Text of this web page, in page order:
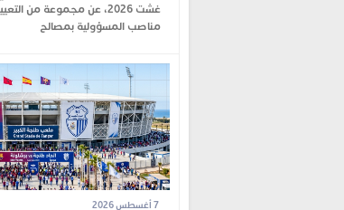
غشت 2026، عن مجموعة من
مناصب المسؤولية بمصالح